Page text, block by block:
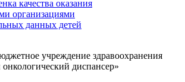
учреждение здравоохранения
диспансер»